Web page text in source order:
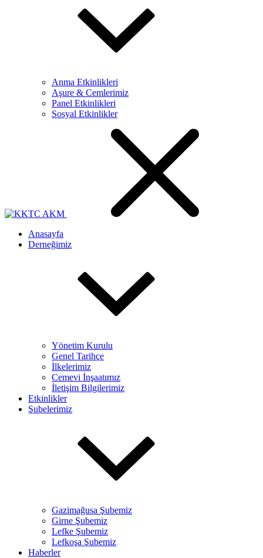
Anma Etkinlikleri
Aşure & Cemlerimiz
Panel Etkinlikleri
Sosyal Etkinlikler
Anasayfa
Derneğimiz
Yönetim Kurulu
Genel Tarihçe
İlkelerimiz
Cemevi İnşaatımız
İletişim Bilgilerimiz
Etkinlikler
Şubelerimiz
Gazimağusa Şubemiz
Girne Şubemiz
Lefke Şubemiz
Lefkoşa Şubemiz
Haberler